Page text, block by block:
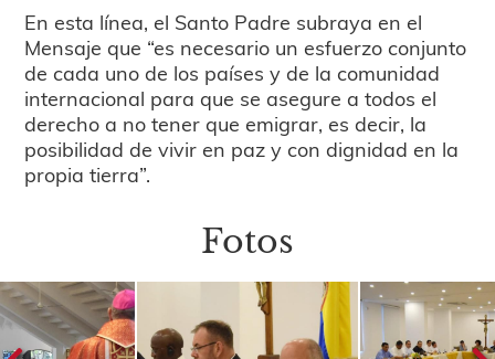
En esta línea, el Santo Padre subraya en el
Mensaje que “es necesario un esfuerzo conjunto
de cada uno de los países y de la comunidad
internacional para que se asegure a todos el
derecho a no tener que emigrar, es decir, la
posibilidad de vivir en paz y con dignidad en la
propia tierra”.
Fotos